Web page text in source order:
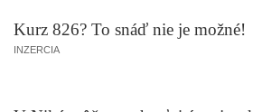
Kurz 826? To snáď nie je možné!
INZERCIA